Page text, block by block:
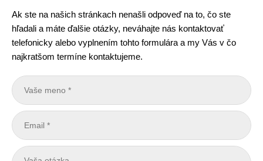
Ak ste na našich stránkach nenašli odpoveď na to, čo ste
hľadali a máte ďalšie otázky, neváhajte nás kontaktovať
telefonicky alebo vyplnením tohto formulára a my Vás v čo
najkratšom termíne kontaktujeme.